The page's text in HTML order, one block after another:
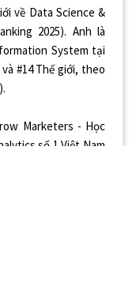
về Data Science &
2025). Anh là
System tại
#14 Thế giới, theo
Marketers - Học
số 1 Việt Nam